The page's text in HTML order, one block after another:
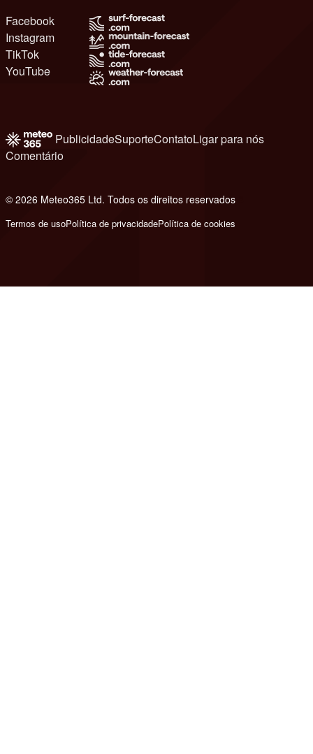
Facebook
Instagram
TikTok
YouTube
PublicidadeSuporteContatoLigar para nós
Comentário
© 2026 Meteo365 Ltd. Todos os direitos reservados
Termos de usoPolítica de privacidadePolítica de cookies